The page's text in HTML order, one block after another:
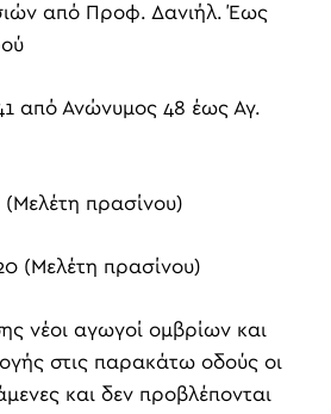
από Προφ. Δανιήλ. Έως
από Ανώνυμος 48 έως Αγ.
πρασίνου)
(Μελέτη πρασίνου)
νέοι αγωγοί ομβρίων και
στις παρακάτω οδούς οι
και δεν προβλέπονται